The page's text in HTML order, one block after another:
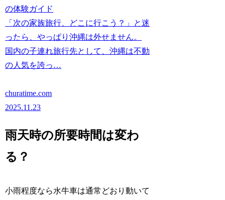
の体験ガイド
「次の家族旅行、どこに行こう？」と迷
ったら、やっぱり沖縄は外せません。
国内の子連れ旅行先として、沖縄は不動
の人気を誇っ…
churatime.com
2025.11.23
雨天時の所要時間は変わ
る？
小雨程度なら水牛車は通常どおり動いて